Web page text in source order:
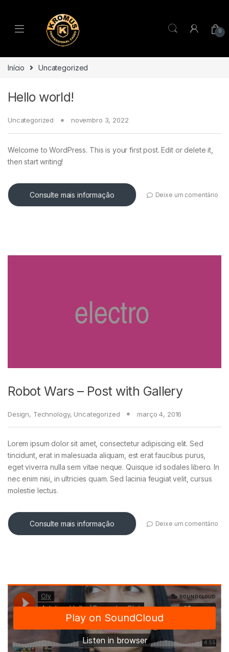
ROLAND
CORDAS
CASIO PX
NORD
YAMAHA
PEDAIS
CASIO PX
YAMAHA
0
Início Uncategorized
Hello world!
Uncategorized novembro 3, 2022
Welcome to WordPress. This is your first post. Edit or delete it,
then start writing!
Consulte mais informação Deixe um comentário
Robot Wars – Post with Gallery
Design, Technology, Uncategorized março 4, 2016
Lorem ipsum dolor sit amet, consectetur adipiscing elit. Sed
tincidunt, erat in malesuada aliquam, est erat faucibus purus,
eget viverra nulla sem vitae neque. Quisque id sodales libero. In
nec enim nisi, in ultricies quam. Sed lacinia feugiat velit, cursus
molestie lectus.
Consulte mais informação Deixe um comentário